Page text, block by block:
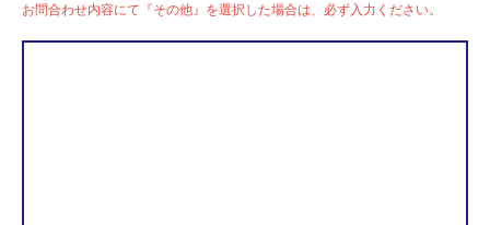
お問合わせ内容にて『その他』を選択した場合は、必ず入力ください。